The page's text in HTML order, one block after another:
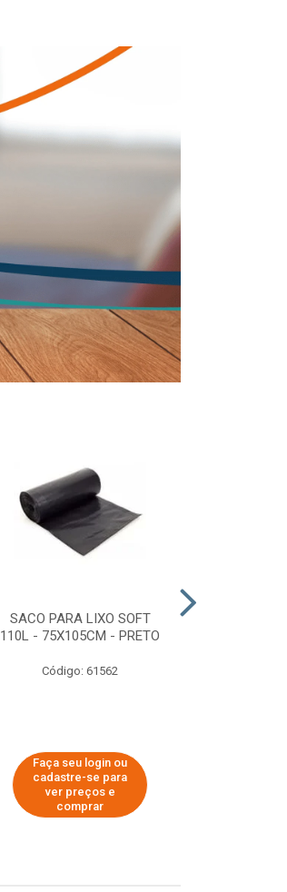
SACO PARA LIXO SOFT
110L - 75X105CM - PRETO
Código: 61562
Faça seu login ou
cadastre-se para
ver preços e
comprar